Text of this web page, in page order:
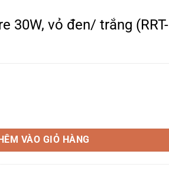
30W, vỏ đen/ trắng (RRT-
VÀO GIỎ HÀNG